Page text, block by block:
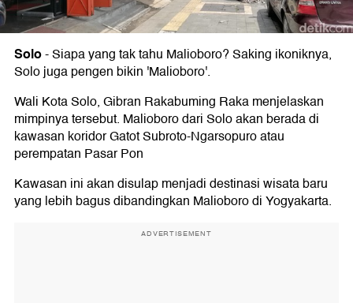
Solo-Siapa yang tak tahu Malioboro? Saking ikoniknya,
Solo juga pengen bikin 'Malioboro'.
Wali Kota Solo, Gibran Rakabuming Raka menjelaskan
mimpinya tersebut. Malioboro dari Solo akan berada di
kawasan koridor Gatot Subroto-Ngarsopuro atau
perempatan Pasar Pon
Kawasan ini akan disulap menjadi destinasi wisata baru
yang lebih bagus dibandingkan Malioboro di Yogyakarta.
ADVERTISEMENT